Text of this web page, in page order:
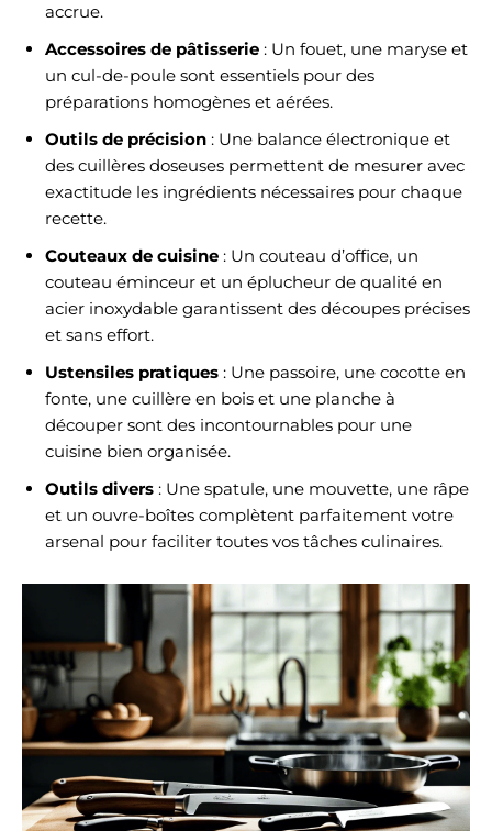
accrue.
Accessoires de pâtisserie : Un fouet, une maryse et
un cul-de-poule sont essentiels pour des
préparations homogènes et aérées.
Outils de précision : Une balance électronique et
des cuillères doseuses permettent de mesurer avec
exactitude les ingrédients nécessaires pour chaque
recette.
Couteaux de cuisine : Un couteau d’office, un
couteau éminceur et un éplucheur de qualité en
acier inoxydable garantissent des découpes précises
et sans effort.
Ustensiles pratiques : Une passoire, une cocotte en
fonte, une cuillère en bois et une planche à
découper sont des incontournables pour une
cuisine bien organisée.
Outils divers : Une spatule, une mouvette, une râpe
et un ouvre-boîtes complètent parfaitement votre
arsenal pour faciliter toutes vos tâches culinaires.